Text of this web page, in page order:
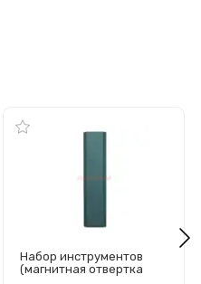
Набор инструментов
(магнитная отвертка